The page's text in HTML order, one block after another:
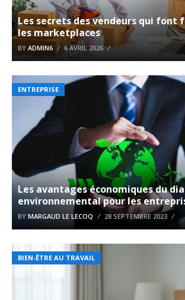
Les secrets des vendeurs qui font
les marketplaces
BY ADMIN6 6 AVRIL 2026
ENTREPRISE
Les avantages économiques du
environnemental pour les
BY MARGAUD LE LECOQ 28 SEPTEMBRE 2023
BIEN-ÊTRE AU TRAVAIL